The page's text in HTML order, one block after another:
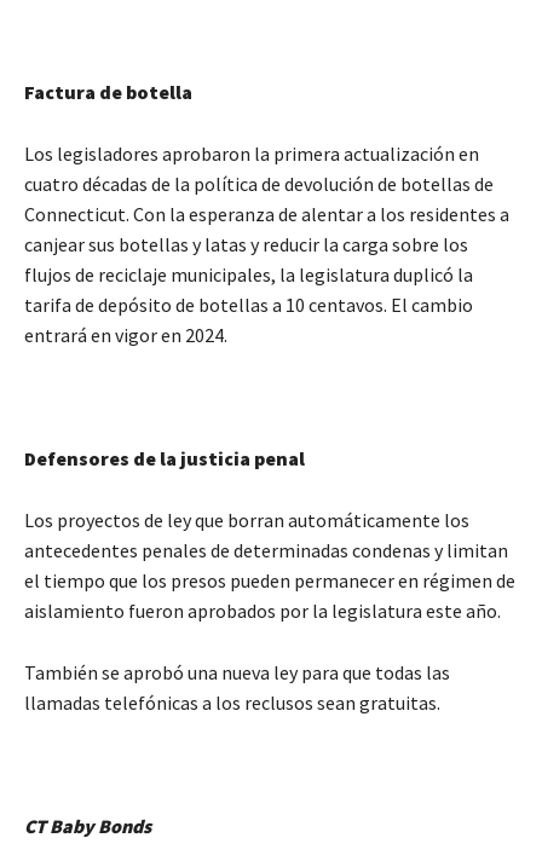
Factura de botella
Los legisladores aprobaron la primera actualización en
cuatro décadas de la política de devolución de botellas de
Connecticut. Con la esperanza de alentar a los residentes a
canjear sus botellas y latas y reducir la carga sobre los
flujos de reciclaje municipales, la legislatura duplicó la
tarifa de depósito de botellas a 10 centavos. El cambio
entrará en vigor en 2024.
Defensores de la justicia penal
Los proyectos de ley que borran automáticamente los
antecedentes penales de determinadas condenas y limitan
el tiempo que los presos pueden permanecer en régimen de
aislamiento fueron aprobados por la legislatura este año.
También se aprobó una nueva ley para que todas las
llamadas telefónicas a los reclusos sean gratuitas.
CT Baby Bonds